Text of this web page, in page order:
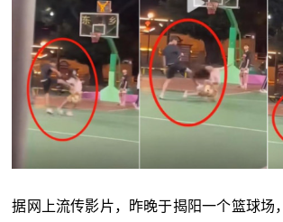
据网上流传影片，昨晚于揭阳一个篮球场